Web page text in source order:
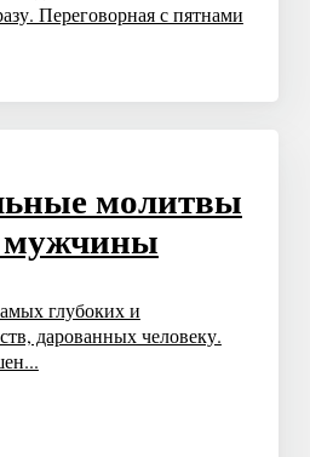
Переговорная с пятнами
молитвы
мужчины
глубоких и
дарованных человеку.